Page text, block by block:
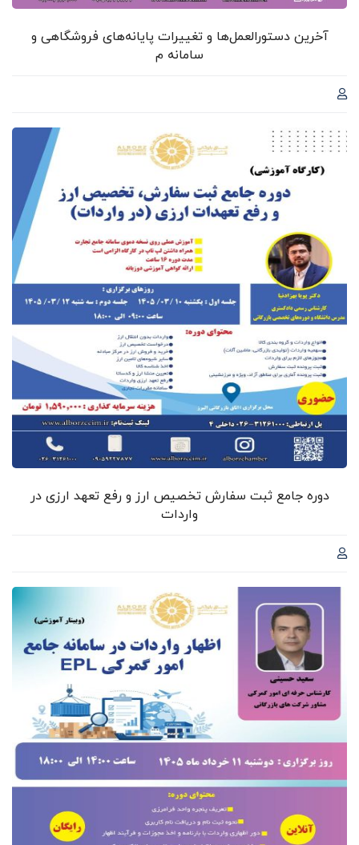
آخرین دستورالعمل‌ها و تغییرات پایانه‌های فروشگاهی و
سامانه م
دوره جامع ثبت سفارش تخصیص ارز و رفع تعهد ارزی در
واردات